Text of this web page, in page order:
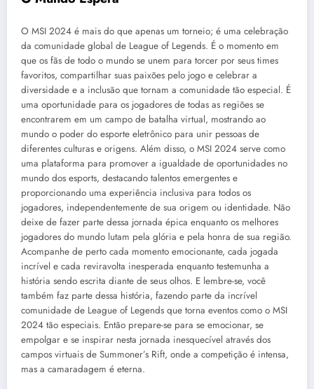
O MSI 2024 é mais do que apenas um torneio; é uma celebração
da comunidade global de League of Legends. É o momento em
que os fãs de todo o mundo se unem para torcer por seus times
favoritos, compartilhar suas paixões pelo jogo e celebrar a
diversidade e a inclusão que tornam a comunidade tão especial. É
uma oportunidade para os jogadores de todas as regiões se
encontrarem em um campo de batalha virtual, mostrando ao
mundo o poder do esporte eletrônico para unir pessoas de
diferentes culturas e origens. Além disso, o MSI 2024 serve como
uma plataforma para promover a igualdade de oportunidades no
mundo dos esports, destacando talentos emergentes e
proporcionando uma experiência inclusiva para todos os
jogadores, independentemente de sua origem ou identidade. Não
deixe de fazer parte dessa jornada épica enquanto os melhores
jogadores do mundo lutam pela glória e pela honra de sua região.
Acompanhe de perto cada momento emocionante, cada jogada
incrível e cada reviravolta inesperada enquanto testemunha a
história sendo escrita diante de seus olhos. E lembre-se, você
também faz parte dessa história, fazendo parte da incrível
comunidade de League of Legends que torna eventos como o MSI
2024 tão especiais. Então prepare-se para se emocionar, se
empolgar e se inspirar nesta jornada inesquecível através dos
campos virtuais de Summoner’s Rift, onde a competição é intensa,
mas a camaradagem é eterna.